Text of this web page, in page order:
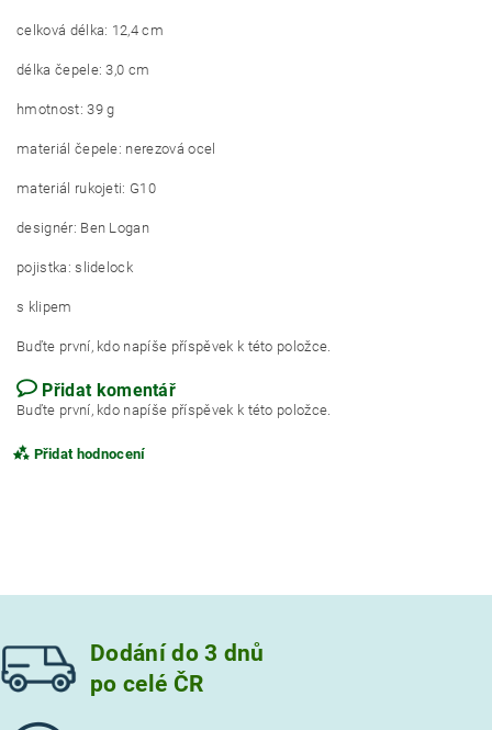
celková délka: 12,4 cm
délka čepele: 3,0 cm
hmotnost: 39 g
materiál čepele: nerezová ocel
materiál rukojeti: G10
designér: Ben Logan
pojistka: slidelock
s klipem
Buďte první, kdo napíše příspěvek k této položce.
Přidat komentář
Buďte první, kdo napíše příspěvek k této položce.
Přidat hodnocení
Dodání do 3 dnů
po celé ČR